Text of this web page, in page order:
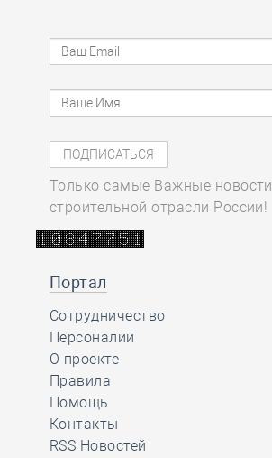
Только самые Важные новости
строительной отрасли России!
Портал
Сотрудничество
Персоналии
О проекте
Правила
Помощь
Контакты
RSS Новостей